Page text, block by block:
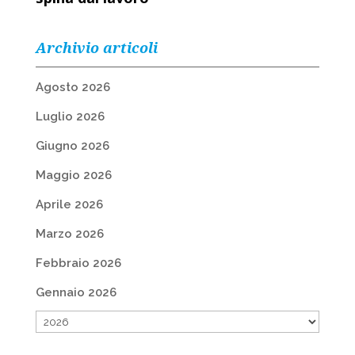
Archivio articoli
Agosto 2026
Luglio 2026
Giugno 2026
Maggio 2026
Aprile 2026
Marzo 2026
Febbraio 2026
Gennaio 2026